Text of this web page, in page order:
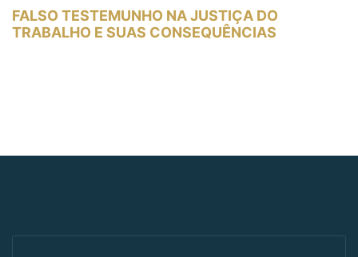
FALSO TESTEMUNHO NA JUSTIÇA DO
TRABALHO E SUAS CONSEQUÊNCIAS